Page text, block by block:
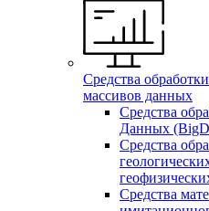
Средства
массивов данных
Средства
Данных
Средства
Средства